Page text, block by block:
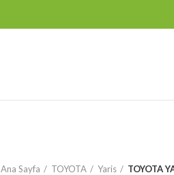
Ana Sayfa TOYOTA Yaris TOYOTA